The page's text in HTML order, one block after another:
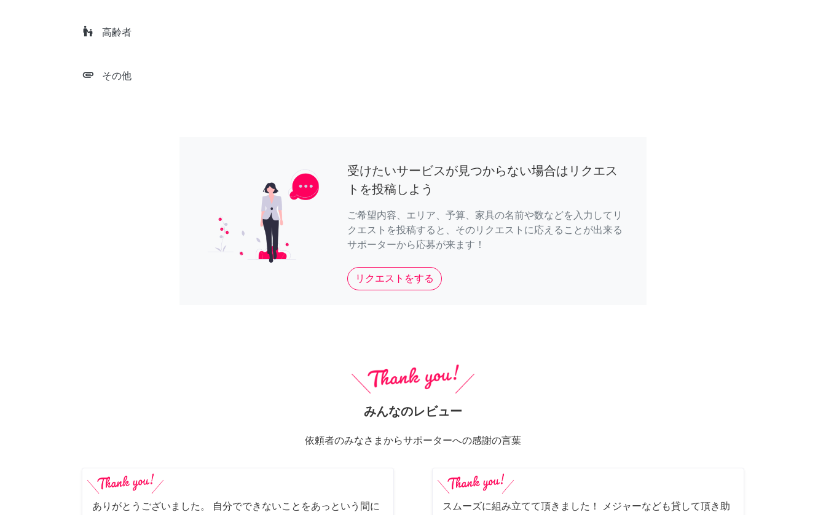
escalator_warning 高齢者
attachment その他
受けたいサービスが見つからない場合はリクエス
トを投稿しよう
ご希望内容、エリア、予算、家具の名前や数などを入力してリ
クエストを投稿すると、そのリクエストに応えることが出来る
サポーターから応募が来ます！
リクエストをする
みんなのレビュー
依頼者のみなさまからサポーターへの感謝の言葉
ありがとうございました。 自分でできないことをあっという間に
スムーズに組み立てて頂きました！ メジャーなども貸して頂き助